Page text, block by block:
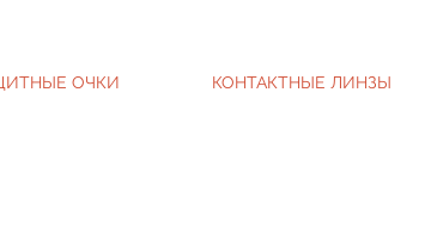
ОЧКИ КОНТАКТНЫЕ ЛИНЗЫ